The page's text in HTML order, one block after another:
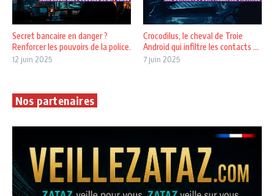
Secret bancaire en danger ?
Renforcer les pouvoirs de la police.
12 juin 2025
Crocodilus, le cheval de Troie
Android qui infiltre les contacts ...
7 juin 2025
Nos partenaires